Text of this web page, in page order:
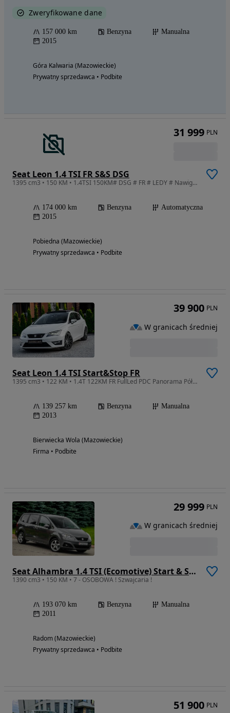
Zweryfikowane dane
157 000 km Benzyna
Manualna
2015
Góra Kalwaria (Mazowieckie)
Prywatny sprzedawca • Podbite
Seat Leon 1.4 TSI FR S&S DSG
1395 cm3 • 150 KM • 1.4TSI 150KM# DSG # FR # LEDY # Nawigacja # Alufelgi #
174 000 km Benzyna
Automatyczna
2015
Pobiedna (Mazowieckie)
Prywatny sprzedawca • Podbite
31 999 PLN
Seat Leon 1.4 TSI Start&Stop FR
1395 cm3 • 122 KM • 1.4T 122KM FR FullLed PDC Panorama Półskóra Klima Super Stan
139 257 km Benzyna
Manualna
2013
Bierwiecka Wola (Mazowieckie)
Firma • Podbite
39 900 PLN
W granicach średniej
Seat Alhambra 1.4 TSI (Ecomotive) Start & Stop Reference
1390 cm3 • 150 KM • 7 - OSOBOWA ! Szwajcaria !
193 070 km Benzyna
Manualna
2011
Radom (Mazowieckie)
Prywatny sprzedawca • Podbite
29 999 PLN
W granicach średniej
51 900 PLN